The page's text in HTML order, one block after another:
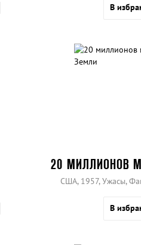
В
20 МИЛЛИОНОВ
США, 1957, Ужасы,
В